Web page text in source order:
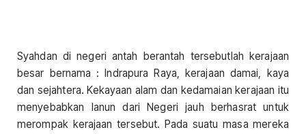
Syahdan di negeri antah berantah tersebutlah kerajaan
besar bernama : Indrapura Raya, kerajaan damai, kaya
dan sejahtera. Kekayaan alam dan kedamaian kerajaan itu
menyebabkan lanun dari Negeri jauh berhasrat untuk
merompak kerajaan tersebut. Pada suatu masa mereka